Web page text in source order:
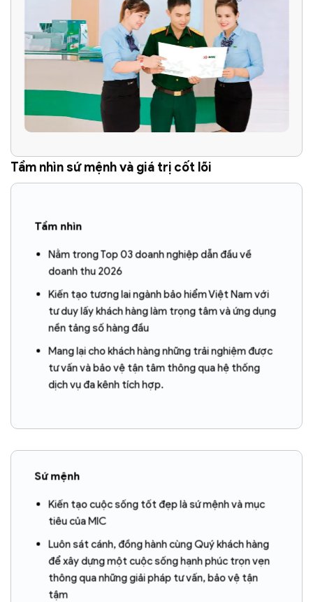
Tầm nhìn sứ mệnh và giá trị cốt lõi
Tầm nhìn
Nằm trong Top 03 doanh nghiệp dẫn đầu về
doanh thu 2026
Kiến tạo tương lai ngành bảo hiểm Việt Nam với
tư duy lấy khách hàng làm trọng tâm và ứng dụng
nền tảng số hàng đầu
Mang lại cho khách hàng những trải nghiệm được
tư vấn và bảo vệ tận tâm thông qua hệ thống
dịch vụ đa kênh tích hợp.
Sứ mệnh
Kiến tạo cuộc sống tốt đẹp là sứ mệnh và mục
tiêu của MIC
Luôn sát cánh, đồng hành cùng Quý khách hàng
để xây dựng một cuộc sống hạnh phúc trọn vẹn
thông qua những giải pháp tư vấn, bảo vệ tận
tậm